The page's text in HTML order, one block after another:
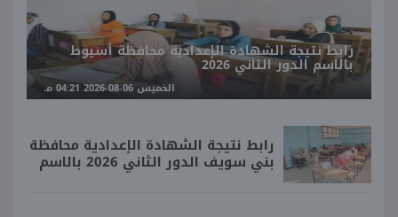
رابط نتيجة الشهادة الإعدادية محافظة أسيوط
بالاسم الدور الثاني 2026
الخميس 06-08-2026 04:21 مـ
رابط نتيجة الشهادة الإعدادية محافظة
بني سويف الدور الثاني 2026 بالاسم